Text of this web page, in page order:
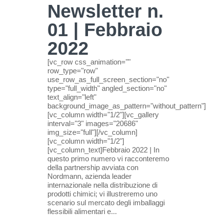
Newsletter n.
01 | Febbraio
2022
[vc_row css_animation=""
row_type="row"
use_row_as_full_screen_section="no"
type="full_width" angled_section="no"
text_align="left"
background_image_as_pattern="without_pattern"]
[vc_column width="1/2"][vc_gallery
interval="3" images="20686"
img_size="full"][/vc_column]
[vc_column width="1/2"]
[vc_column_text]Febbraio 2022 | In
questo primo numero vi racconteremo
della partnership avviata con
Nordmann, azienda leader
internazionale nella distribuzione di
prodotti chimici; vi illustreremo uno
scenario sul mercato degli imballaggi
flessibili alimentari e...